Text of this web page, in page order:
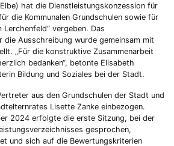
hat die Dienstleistungskonzession für
die Kommunalen Grundschulen sowie für
Lerchenfeld“ vergeben. Das
die Ausschreibung wurde gemeinsam mit
„Für die konstruktive Zusammenarbeit
bedanken“, betonte Elisabeth
Bildung und Soziales bei der Stadt.
aus den Grundschulen der Stadt und
Lisette Zanke einbezogen.
2024 erfolgte die erste Sitzung, bei der
gesprochen,
und sich auf die Bewertungskriterien